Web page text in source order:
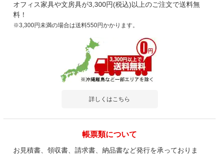
すべてのお客様のコメント見る
750mm CRT-1275K
平均評価5.0
オフィス家具や文房具が3,300円(税込)以上のご注文で送料無
料！
※3,300円未満の場合は送料550円かかります。
詳しくはこちら
帳票類について
お見積書、領収書、請求書、納品書など発行を承っておりま